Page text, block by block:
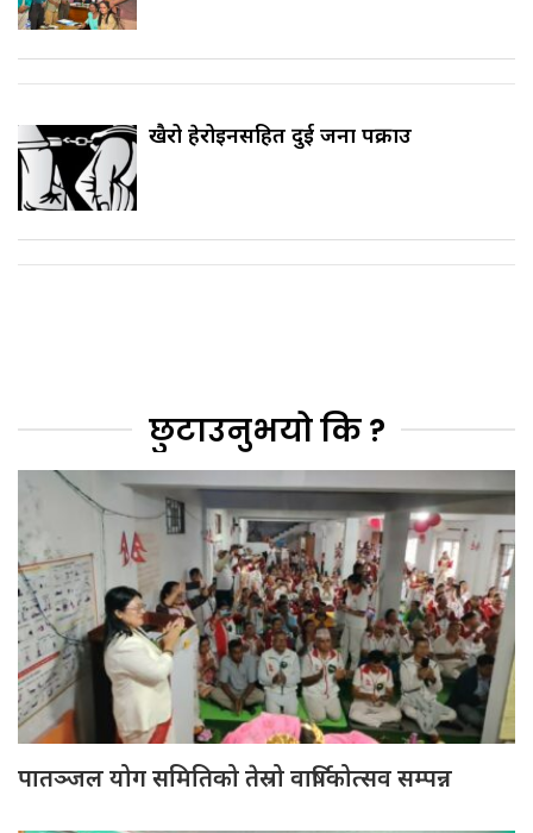
खैरो हेरोइनसहित दुई जना पक्राउ
छुटाउनुभयो कि ?
पातञ्जल योग समितिको तेस्रो वार्षिकोत्सव सम्पन्न